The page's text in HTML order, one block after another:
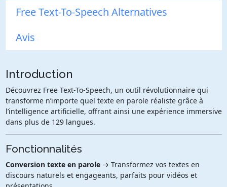
Free Text-To-Speech Alternatives
Avis
Introduction
Découvrez Free Text-To-Speech, un outil révolutionnaire qui
transforme n’importe quel texte en parole réaliste grâce à
l’intelligence artificielle, offrant ainsi une expérience immersive
dans plus de 129 langues.
Fonctionnalités
Conversion texte en parole→ Transformez vos textes en
discours naturels et engageants, parfaits pour vidéos et